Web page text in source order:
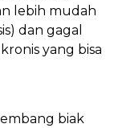
lebih mudah
dan gagal
yang bisa
biak